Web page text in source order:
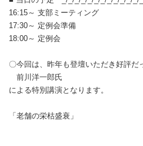
16:15～ 支部ミーティング
17:30～ 定例会準備
18:00～ 定例会
〇今回は、昨年も登壇いただき好評だ
前川洋一郎氏
による特別講演となります。
「老舗の栄枯盛衰」